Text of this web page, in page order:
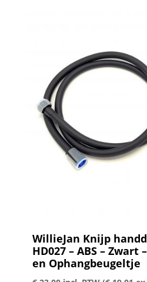
WillieJan Knijp
HD027 – ABS – Zwart
en Ophangbeugeltje